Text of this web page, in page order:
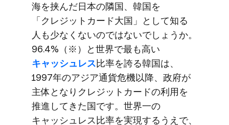
海を​挟んだ​日本の​隣国、​韓国を​
「クレジットカード大国」と​して​知る​
人も​少なくないのではないでしょうか。​
96.4%​（※）と​世界で​最も​高い
キャッシュレス比率を​誇る​韓国は、​
1997年の​アジア通貨危機以降、​政府が​
主体となりクレジットカードの​利用を​
推進してきた国です。​世界一の​
キャッシュレス比率を​実現するうえで、​